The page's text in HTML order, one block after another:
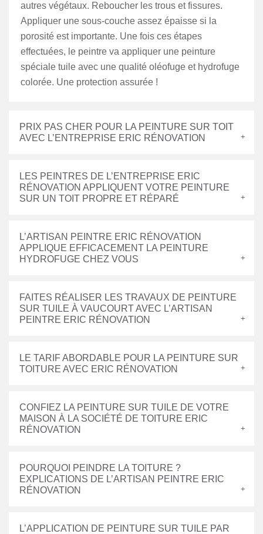
autres végétaux. Reboucher les trous et fissures.
Appliquer une sous-couche assez épaisse si la
porosité est importante. Une fois ces étapes
effectuées, le peintre va appliquer une peinture
spéciale tuile avec une qualité oléofuge et hydrofuge
colorée. Une protection assurée !
PRIX PAS CHER POUR LA PEINTURE SUR TOIT
AVEC L’ENTREPRISE ERIC RÉNOVATION
LES PEINTRES DE L’ENTREPRISE ERIC
RÉNOVATION APPLIQUENT VOTRE PEINTURE
SUR UN TOIT PROPRE ET RÉPARÉ
L’ARTISAN PEINTRE ERIC RÉNOVATION
APPLIQUE EFFICACEMENT LA PEINTURE
HYDROFUGE CHEZ VOUS
FAITES RÉALISER LES TRAVAUX DE PEINTURE
SUR TUILE À VAUCOURT AVEC L’ARTISAN
PEINTRE ERIC RÉNOVATION
LE TARIF ABORDABLE POUR LA PEINTURE SUR
TOITURE AVEC ERIC RÉNOVATION
CONFIEZ LA PEINTURE SUR TUILE DE VOTRE
MAISON À LA SOCIÉTÉ DE TOITURE ERIC
RÉNOVATION
POURQUOI PEINDRE LA TOITURE ?
EXPLICATIONS DE L’ARTISAN PEINTRE ERIC
RÉNOVATION
L’APPLICATION DE PEINTURE SUR TUILE PAR